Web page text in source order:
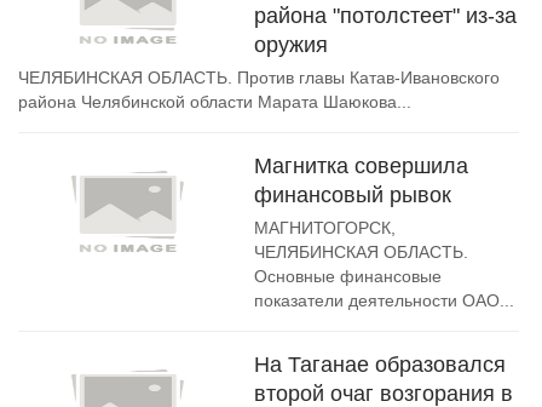
района "потолстеет" из-за
оружия
ЧЕЛЯБИНСКАЯ ОБЛАСТЬ. Против главы Катав-Ивановского
района Челябинской области Марата Шаюкова...
Магнитка совершила
финансовый рывок
МАГНИТОГОРСК,
ЧЕЛЯБИНСКАЯ ОБЛАСТЬ.
Основные финансовые
показатели деятельности ОАО...
На Таганае образовался
второй очаг возгорания в